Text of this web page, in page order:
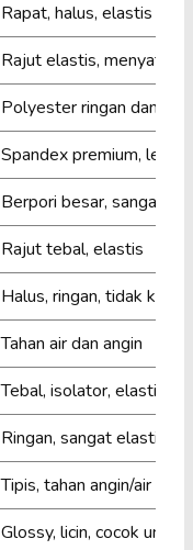
Rapat, halus, elastis
Rajut elastis, menyatu
Polyester ringan dan
Spandex premium,
Berpori besar, sangat
Rajut tebal, elastis
Halus, ringan, tidak kusut
Tahan air dan angin
Tebal, isolator, elastis
Ringan, sangat elastis
Tipis, tahan angin/air
Glossy, licin, cocok untuk